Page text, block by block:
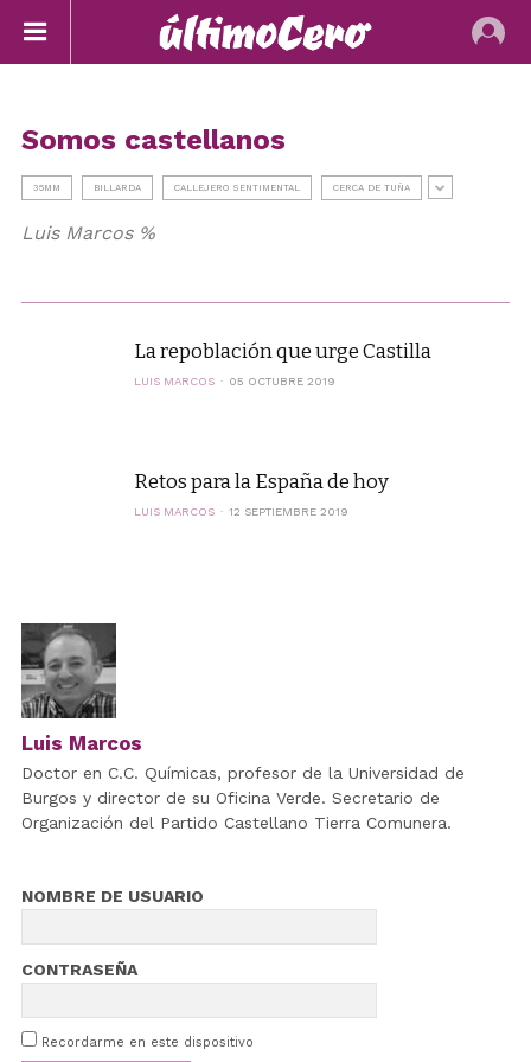
Somos castellanos
35MM BILLARDA CALLEJERO SENTIMENTAL CERCA DE TUÑA
Luis Marcos %
La repoblación que urge Castilla
LUIS MARCOS 05 OCTUBRE 2019
Retos para la España de hoy
LUIS MARCOS 12 SEPTIEMBRE 2019
Luis Marcos
Doctor en C.C. Químicas, profesor de la Universidad de
Burgos y director de su Oficina Verde. Secretario de
Organización del Partido Castellano Tierra Comunera.
NOMBRE DE USUARIO
CONTRASEÑA
Recordarme en este dispositivo